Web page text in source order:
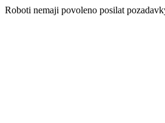
Roboti nemaji povoleno posilat